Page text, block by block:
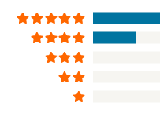
informatiemogelijkheden,
nodig om toch iets meer te
begrippen, ook als niet-
Druk:
1
Verschijningsdatum:
10-3-
Hoofdrubriek: